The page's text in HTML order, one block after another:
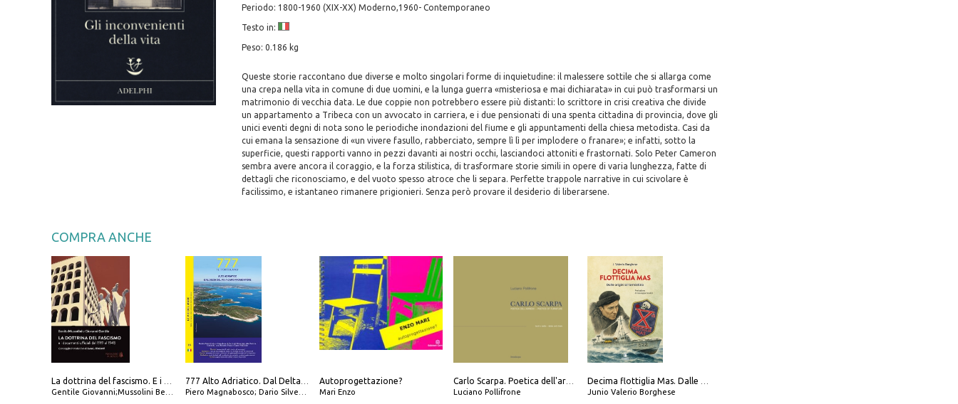
Periodo: 1800-1960 (XIX-XX) Moderno,1960- Contemporaneo
Testo in:
Peso: 0.186 kg
Queste storie raccontano due diverse e molto singolari forme di inquietudine: il malessere sottile che si allarga come
una crepa nella vita in comune di due uomini, e la lunga guerra «misteriosa e mai dichiarata» in cui può trasformarsi un
matrimonio di vecchia data. Le due coppie non potrebbero essere più distanti: lo scrittore in crisi creativa che divide
un appartamento a Tribeca con un avvocato in carriera, e i due pensionati di una spenta cittadina di provincia, dove gli
unici eventi degni di nota sono le periodiche inondazioni del fiume e gli appuntamenti della chiesa metodista. Casi da
cui emana la sensazione di «un vivere fasullo, rabberciato, sempre lì lì per implodere o franare»; e infatti, sotto la
superficie, questi rapporti vanno in pezzi davanti ai nostri occhi, lasciandoci attoniti e frastornati. Solo Peter Cameron
sembra avere ancora il coraggio, e la forza stilistica, di trasformare storie simili in opere di varia lunghezza, fatte di
dettagli che riconosciamo, e del vuoto spesso atroce che li separa. Perfette trappole narrative in cui scivolare è
facilissimo, e istantaneo rimanere prigionieri. Senza però provare il desiderio di liberarsene.
COMPRA ANCHE
Gentile Giovanni;Mussolini Benito
Piero Magnabosco; Dario Silvestro; Marco Sbrizzi
Autoprogettazione?
Mari Enzo
Luciano Pollifrone
Junio Valerio Borghese